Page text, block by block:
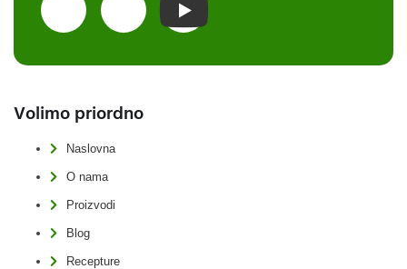
Volimo priordno
Naslovna
O nama
Proizvodi
Blog
Recepture